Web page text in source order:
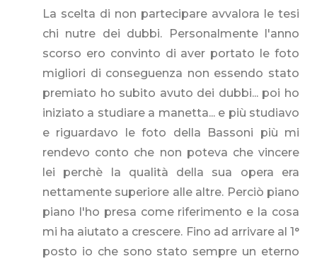
La scelta di non partecipare avvalora le tesi
chi nutre dei dubbi. Personalmente l'anno
scorso ero convinto di aver portato le foto
migliori di conseguenza non essendo stato
premiato ho subito avuto dei dubbi... poi ho
iniziato a studiare a manetta... e più studiavo
e riguardavo le foto della Bassoni più mi
rendevo conto che non poteva che vincere
lei perchè la qualità della sua opera era
nettamente superiore alle altre. Perciò piano
piano l'ho presa come riferimento e la cosa
mi ha aiutato a crescere. Fino ad arrivare al 1°
posto io che sono stato sempre un eterno